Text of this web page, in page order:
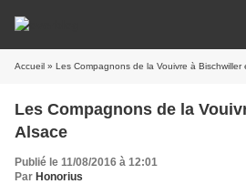
Accueil » Les Compagnons de la Vouivre à Bischwiller
Les Compagnons de la
Alsace
Publié le 11/08/2016 à 12:01
Par Honorius